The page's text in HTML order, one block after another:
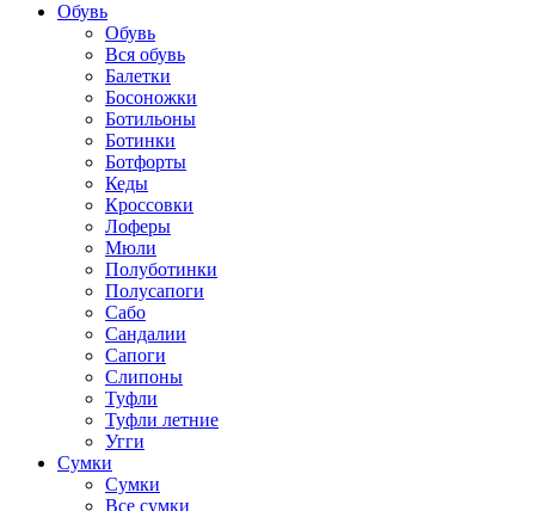
Обувь
Обувь
Вся обувь
Балетки
Босоножки
Ботильоны
Ботинки
Ботфорты
Кеды
Кроссовки
Лоферы
Мюли
Полуботинки
Полусапоги
Сабо
Сандалии
Сапоги
Слипоны
Туфли
Туфли летние
Угги
Сумки
Сумки
Все сумки